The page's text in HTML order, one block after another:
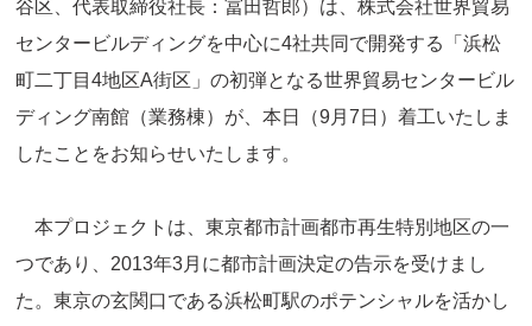
谷区、代表取締役社長：冨田哲郎）は、株式会社世界貿易
センタービルディングを中心に4社共同で開発する「浜松
町二丁目4地区A街区」の初弾となる世界貿易センタービル
ディング南館（業務棟）が、本日（9月7日）着工いたしま
したことをお知らせいたします。
本プロジェクトは、東京都市計画都市再生特別地区の一
つであり、2013年3月に都市計画決定の告示を受けまし
た。東京の玄関口である浜松町駅のポテンシャルを活かし